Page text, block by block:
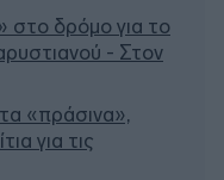
στο δρόμο για το
- Στον
«πράσινα»,
για τις